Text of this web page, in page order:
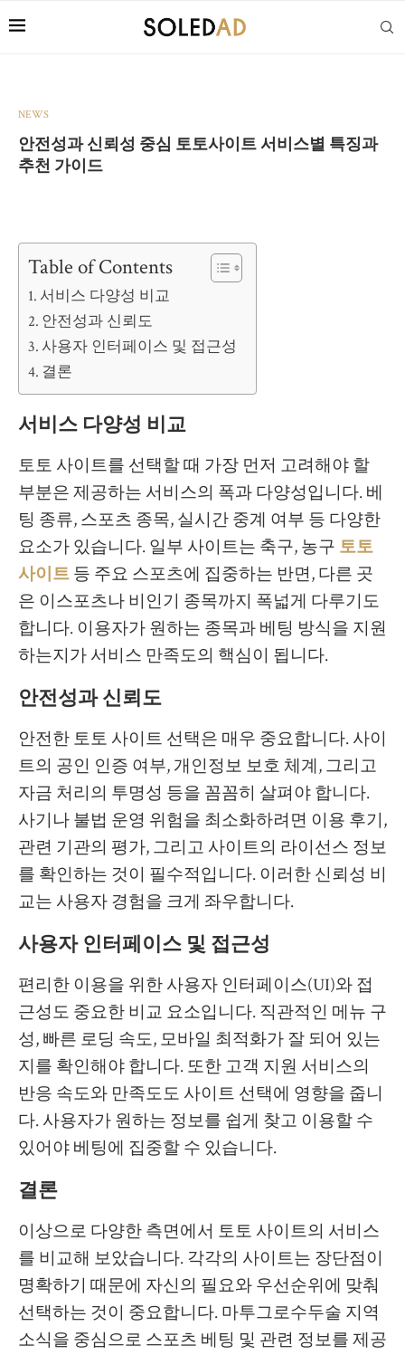
NEWS
안전성과 신뢰성 중심 토토사이트 서비스별 특징과
추천 가이드
Table of Contents
서비스 다양성 비교
안전성과 신뢰도
사용자 인터페이스 및 접근성
결론
서비스 다양성 비교
토토 사이트를 선택할 때 가장 먼저 고려해야 할
부분은 제공하는 서비스의 폭과 다양성입니다. 베
팅 종류, 스포츠 종목, 실시간 중계 여부 등 다양한
요소가 있습니다. 일부 사이트는 축구, 농구 토토
사이트 등 주요 스포츠에 집중하는 반면, 다른 곳
은 이스포츠나 비인기 종목까지 폭넓게 다루기도
합니다. 이용자가 원하는 종목과 베팅 방식을 지원
하는지가 서비스 만족도의 핵심이 됩니다.
안전성과 신뢰도
안전한 토토 사이트 선택은 매우 중요합니다. 사이
트의 공인 인증 여부, 개인정보 보호 체계, 그리고
자금 처리의 투명성 등을 꼼꼼히 살펴야 합니다.
사기나 불법 운영 위험을 최소화하려면 이용 후기,
관련 기관의 평가, 그리고 사이트의 라이선스 정보
를 확인하는 것이 필수적입니다. 이러한 신뢰성 비
교는 사용자 경험을 크게 좌우합니다.
사용자 인터페이스 및 접근성
편리한 이용을 위한 사용자 인터페이스(UI)와 접
근성도 중요한 비교 요소입니다. 직관적인 메뉴 구
성, 빠른 로딩 속도, 모바일 최적화가 잘 되어 있는
지를 확인해야 합니다. 또한 고객 지원 서비스의
반응 속도와 만족도도 사이트 선택에 영향을 줍니
다. 사용자가 원하는 정보를 쉽게 찾고 이용할 수
있어야 베팅에 집중할 수 있습니다.
결론
이상으로 다양한 측면에서 토토 사이트의 서비스
를 비교해 보았습니다. 각각의 사이트는 장단점이
명확하기 때문에 자신의 필요와 우선순위에 맞춰
선택하는 것이 중요합니다. 마투그로수두술 지역
소식을 중심으로 스포츠 베팅 및 관련 정보를 제공